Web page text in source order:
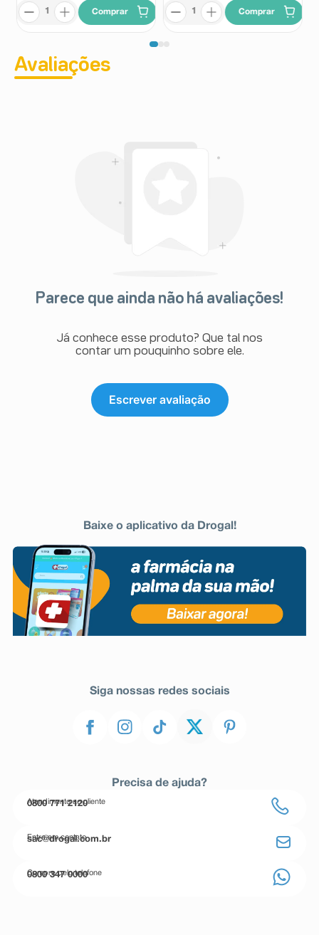
Comprar Comprar
Avaliações
Parece que ainda não há avaliações!
Já conhece esse produto? Que tal nos
contar um pouquinho sobre ele.
Escrever avaliação
Baixe o aplicativo da Drogal!
Siga nossas redes sociais
Precisa de ajuda?
Atendimento ao cliente
0800 771 2120
Entre em contato
sac@drogal.com.br
Compre pelo telefone
0800 347 0000